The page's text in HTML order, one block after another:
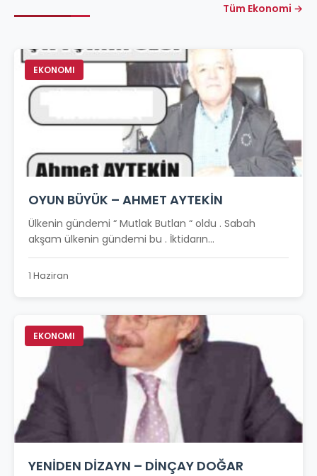
Tüm Ekonomi →
EKONOMI
OYUN BÜYÜK – AHMET AYTEKİN
Ülkenin gündemi “ Mutlak Butlan “ oldu . Sabah
akşam ülkenin gündemi bu . İktidarın...
1 Haziran
EKONOMI
YENİDEN DİZAYN – DİNÇAY DOĞAR